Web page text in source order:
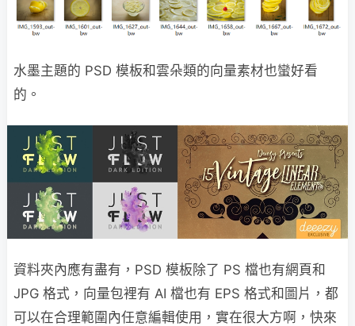
水墨主題的 PSD 模板和雲朵類的向量素材也蠻好看
的。
資料夾內應有盡有，PSD 模板除了 PS 檔也有網頁和
JPG 格式，向量包裡有 AI 檔也有 EPS 格式和圖片，都
可以在合理範圍內任意編輯使用，實在很大方啊，快來